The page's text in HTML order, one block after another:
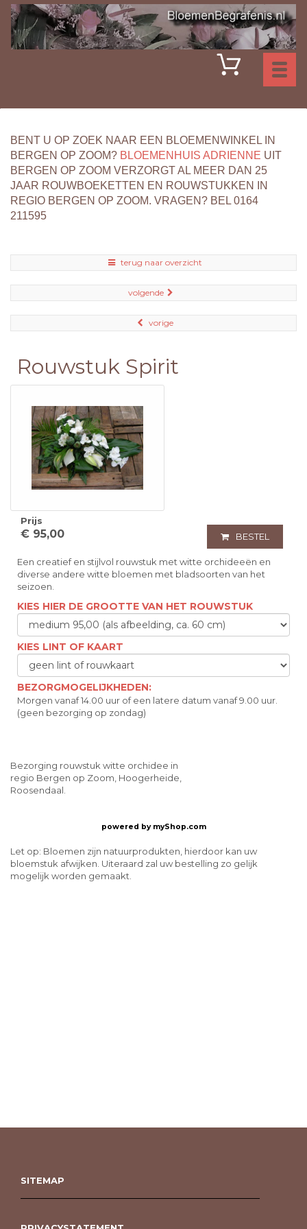
BENT U OP ZOEK NAAR EEN BLOEMENWINKEL IN
BERGEN OP ZOOM? BLOEMENHUIS ADRIENNE UIT
BERGEN OP ZOOM VERZORGT AL MEER DAN 25
JAAR ROUWBOEKETTEN EN ROUWSTUKKEN IN
REGIO BERGEN OP ZOOM. VRAGEN? BEL 0164
211595
terug naar overzicht
volgende
vorige
Rouwstuk Spirit
Prijs
€ 95,00 BESTEL
Een creatief en stijlvol rouwstuk met witte orchideeën en
diverse andere witte bloemen met bladsoorten van het
seizoen.
KIES HIER DE GROOTTE VAN HET ROUWSTUK
KIES LINT OF KAART
BEZORGMOGELIJKHEDEN:
Morgen vanaf 14.00 uur of een latere datum vanaf 9.00 uur.
(geen bezorging op zondag)
Bezorging rouwstuk witte orchidee in
regio Bergen op Zoom, Hoogerheide,
Roosendaal.
powered by myShop.com
Let op: Bloemen zijn natuurprodukten, hierdoor kan uw
bloemstuk afwijken. Uiteraard zal uw bestelling zo gelijk
mogelijk worden gemaakt.
SITEMAP